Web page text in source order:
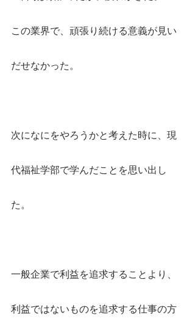
この業界で、頑張り続ける意義が見い
だせなかった。
次になにをやろうかと考えた時に、現
代福祉学部で学んだことを思い出し
た。
一般企業で利益を追求することより、
利益ではないものを追求する仕事の方